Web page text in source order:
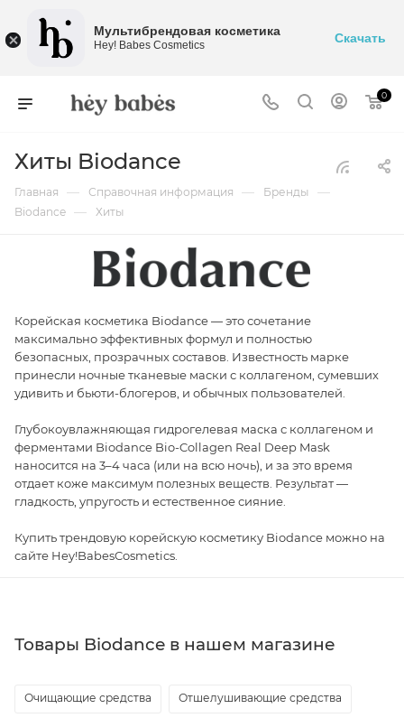
0
Хиты Biodance
Главная — Справочная информация — Бренды —
Biodance — Хиты
Корейская косметика Biodance — это сочетание
максимально эффективных формул и полностью
безопасных, прозрачных составов. Известность марке
принесли ночные тканевые маски с коллагеном, сумевших
удивить и бьюти-блогеров, и обычных пользователей.
Глубокоувлажняющая гидрогелевая маска с коллагеном и
ферментами Biodance Bio-Collagen Real Deep Mask
наносится на 3–4 часа (или на всю ночь), и за это время
отдает коже максимум полезных веществ. Результат —
гладкость, упругость и естественное сияние.
Купить трендовую корейскую косметику Biodance можно на
сайте Hey!BabesCosmetics.
Товары Biodance в нашем магазине
Очищающие средства Отшелушивающие средства
Мультибрендовая косметика
Hey! Babes Cosmetics Скачать